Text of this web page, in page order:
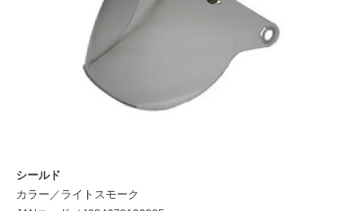
シールド
カラー／ライトスモーク